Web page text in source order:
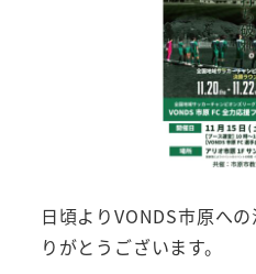
日頃よりVONDS市原へ
りがとうございます。